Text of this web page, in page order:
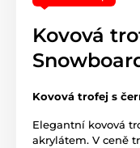
Kovová
Kovová trofej s
Elegantní kovová
akrylátem. V ceně